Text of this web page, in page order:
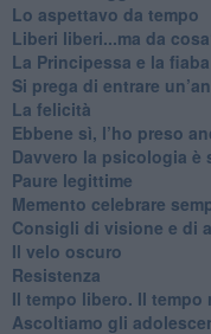
​Lo aspettavo da tempo
​Liberi liberi...ma da
​La Principessa e la
Si prega di entrare
​La felicità
​Ebbene sì, l’ho preso
​Davvero la psicologia è
Paure legittime
​Memento celebrare
​Consigli di visione e di
​Il velo oscuro
Resistenza
​Il tempo libero. Il tempo
Ascoltiamo gli